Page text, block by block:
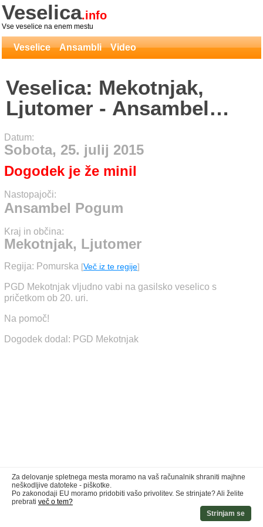
Veselica.info
Vse veselice na enem mestu
Veselice Ansambli Video
Veselica: Mekotnjak,
Ljutomer - Ansambel
Pogum
Datum:
Sobota, 25. julij 2015
Dogodek je že minil
Nastopajoči:
Ansambel Pogum
Kraj in občina:
Mekotnjak, Ljutomer
Regija: Pomurska [Več iz te regije]
PGD Mekotnjak vljudno vabi na gasilsko veselico s
pričetkom ob 20. uri.
Na pomoč!
Dogodek dodal: PGD Mekotnjak
Za delovanje spletnega mesta moramo na vaš računalnik shraniti majhne
neškodljive datoteke - piškotke.
Po zakonodaji EU moramo pridobiti vašo privolitev. Se strinjate? Ali želite
prebrati več o tem?
Strinjam se